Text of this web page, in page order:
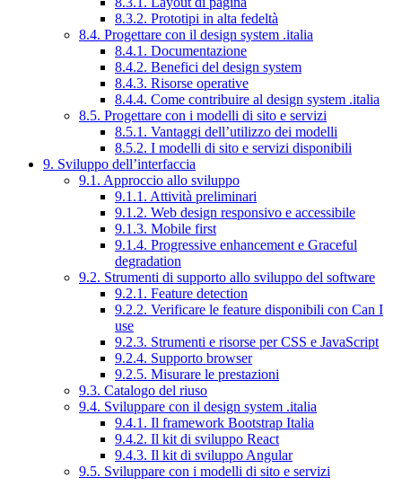
8.3.2. Prototipi in alta fedeltà
8.4. Progettare con il design system .italia
8.4.1. Documentazione
8.4.2. Benefici del design system
8.4.3. Risorse operative
8.4.4. Come contribuire al design system .italia
8.5. Progettare con i modelli di sito e servizi
8.5.1. Vantaggi dell’utilizzo dei modelli
8.5.2. I modelli di sito e servizi disponibili
9. Sviluppo dell’interfaccia
9.1. Approccio allo sviluppo
9.1.1. Attività preliminari
9.1.2. Web design responsivo e accessibile
9.1.3. Mobile first
9.1.4. Progressive enhancement e Graceful
degradation
9.2. Strumenti di supporto allo sviluppo del software
9.2.1. Feature detection
9.2.2. Verificare le feature disponibili con Can I
use
9.2.3. Strumenti e risorse per CSS e JavaScript
9.2.4. Supporto browser
9.2.5. Misurare le prestazioni
9.3. Catalogo del riuso
9.4. Sviluppare con il design system .italia
9.4.1. Il framework Bootstrap Italia
9.4.2. Il kit di sviluppo React
9.4.3. Il kit di sviluppo Angular
9.5. Sviluppare con i modelli di sito e servizi